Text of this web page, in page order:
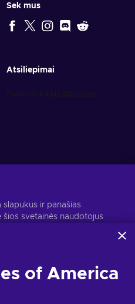
Sek mus
Atsiliepimai
Daugiau informacijos rasi
slapukus ir panašias
svetainės naudotojus
ir kitas paslaugas. Tavo
tu sutinki, kad Eneba ir jos
Savo sutikimą gali
of America